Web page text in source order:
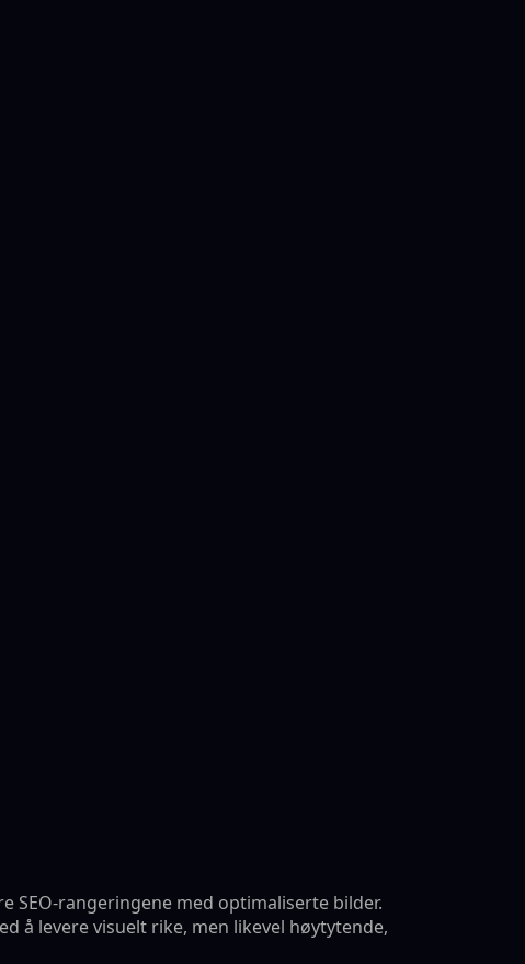
SEO-rangeringene med optimaliserte bilder.
å levere visuelt rike, men likevel høytytende,